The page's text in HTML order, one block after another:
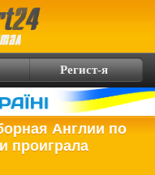
Регист-я
Англии по
проиграла